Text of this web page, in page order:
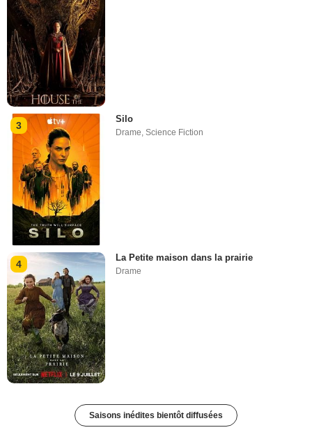
3
Silo
Drame,Science Fiction
4
La Petite maison dans la prairie
Drame
Saisons inédites bientôt diffusées